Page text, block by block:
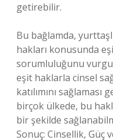
getirebilir.
Bu bağlamda,
hakları konusunda
sorumluluğunu
eşit haklarla cinsel
katılımını
birçok ülkede, bu
bir şekilde
Sonuç: Cinsellik, Güç